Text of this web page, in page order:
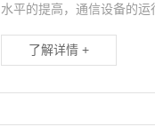
水平的提高，通信设备的运
了解详情 +